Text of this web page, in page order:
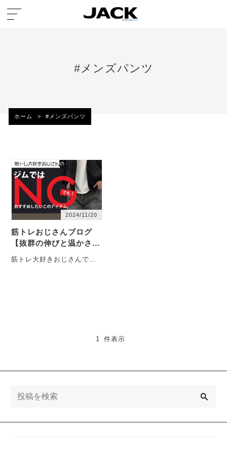
#メンズパンツ
ホーム > #メンズパンツ
2024/11/20
筋トレおじさんブログ
【抜群の伸びと温かさ】
ビヨンドウォームパン
ツ！
筋トレ大好きおじさんで
1 件表示